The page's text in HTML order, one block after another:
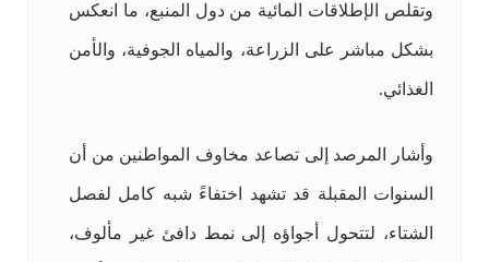
وتقلص الإطلاقات المائية من دول المنبع، ما انعكس
بشكل مباشر على الزراعة، والمياه الجوفية، والأمن
الغذائي.
وأشار المرصد إلى تصاعد مخاوف المواطنين من أن
السنوات المقبلة قد تشهد اختفاءً شبه كامل لفصل
الشتاء، لتتحول أجواؤه إلى نمط دافئ غير مألوف،